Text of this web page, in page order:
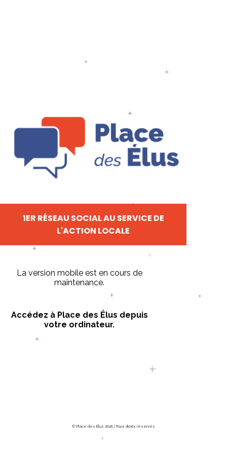
1ER RÉSEAU SOCIAL AU SERVICE DE
L'ACTION LOCALE
La version mobile est en cours de
maintenance.
Accédez à Place des Élus depuis
votre ordinateur.
© Place des Élus 2025 | Tous droits réservés